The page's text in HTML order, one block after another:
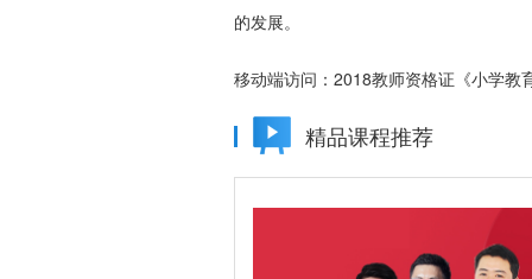
的发展。
移动端访问： 2018教师资格证《小学教
精品课程推荐